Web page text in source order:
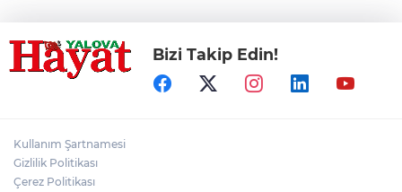
Bizi Takip Edin!
Kullanım Şartnamesi
Gizlilik Politikası
Çerez Politikası